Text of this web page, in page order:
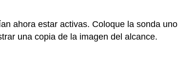
ahora estar activas. Coloque la sonda uno
una copia de la imagen del alcance.